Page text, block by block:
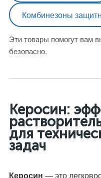
Комбинезоны
Эти товары помогут вам
безопасно.
Керосин:
для
задач
Керосин — это